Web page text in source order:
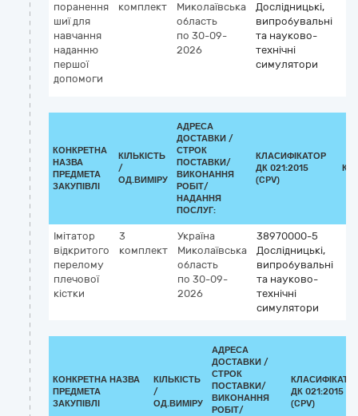
поранення
шиї для
навчання
наданню
першої
допомоги
комплект
Миколаївська
область
по 30-09-
2026
Дослідницькі,
випробувальні
та науково-
технічні
симулятори
КОНКРЕТНА
НАЗВА
ПРЕДМЕТА
ЗАКУПІВЛІ
КІЛЬКІСТЬ
/
ОД.ВИМІРУ
АДРЕСА
ДОСТАВКИ /
СТРОК
ПОСТАВКИ/
ВИКОНАННЯ
РОБІТ/
НАДАННЯ
ПОСЛУГ:
КЛАСИФІКАТОР
ДК 021:2015
(CPV)
Імітатор
відкритого
перелому
плечової
кістки
3
комплект
Україна
Миколаївська
область
по 30-09-
2026
38970000-5
Дослідницькі,
випробувальні
та науково-
технічні
симулятори
КОНКРЕТНА НАЗВА
ПРЕДМЕТА
ЗАКУПІВЛІ
КІЛЬКІСТЬ
/
ОД.ВИМІРУ
АДРЕСА
ДОСТАВКИ /
СТРОК
ПОСТАВКИ/
ВИКОНАННЯ
РОБІТ/
ДК 021:2015
(CPV)